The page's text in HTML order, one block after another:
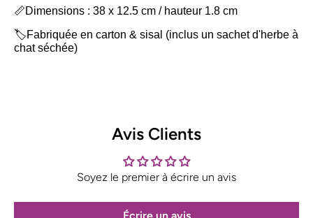
📏Dimensions : 38 x 12.5 cm / hauteur 1.8 cm
🏷️Fabriquée en carton & sisal (inclus un sachet d'herbe à
chat séchée)
Avis Clients
Soyez le premier à écrire un avis